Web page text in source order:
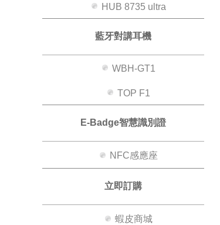
HUB 8735 ultra
藍牙對講耳機
WBH-GT1
TOP F1
E-Badge智慧識別證
NFC感應座
立即訂購
蝦皮商城